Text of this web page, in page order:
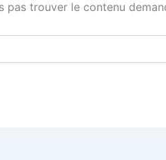
pas trouver le contenu